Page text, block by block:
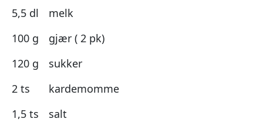
5,5 dl
melk
100 g
gjær ( 2 pk)
120 g
sukker
2 ts
kardemomme
1,5 ts
salt